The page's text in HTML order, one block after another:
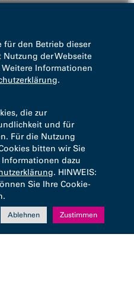
für den Betrieb dieser
der Webseite
Weitere Informationen
.
die zur
und für
Für die Nutzung
bitten wir Sie
dazu
. HINWEIS:
Sie Ihre Cookie-
Zustimmen
Ablehnen